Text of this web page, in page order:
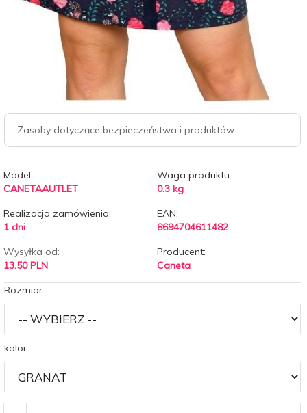
Zasoby dotyczące bezpieczeństwa i produktów
Model:
CANETAAUTLET
Waga produktu:
0.3 kg
Realizacja zamówienia:
1 dni
EAN:
8694704611482
Wysyłka od:
13.50 PLN
Producent:
Caneta
Rozmiar:
kolor: